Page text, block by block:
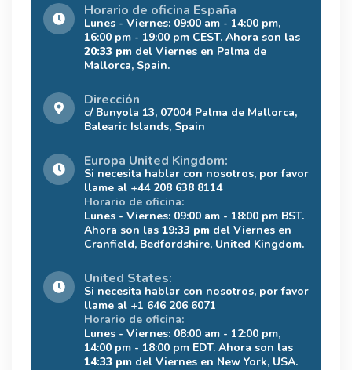
Horario de oficina España
Lunes - Viernes: 09:00 am - 14:00 pm,
16:00 pm - 19:00 pm CEST. Ahora son las
20:33 pm del Viernes en Palma de
Mallorca, Spain.
Dirección
c/ Bunyola 13, 07004 Palma de Mallorca,
Balearic Islands, Spain
Europa United Kingdom:
Si necesita hablar con nosotros, por favor
llame al +44 208 638 8114
Horario de oficina:
Lunes - Viernes: 09:00 am - 18:00 pm BST.
Ahora son las 19:33 pm del Viernes en
Cranfield, Bedfordshire, United Kingdom.
United States:
Si necesita hablar con nosotros, por favor
llame al +1 646 206 6071
Horario de oficina:
Lunes - Viernes: 08:00 am - 12:00 pm,
14:00 pm - 18:00 pm EDT. Ahora son las
14:33 pm del Viernes en New York, USA.